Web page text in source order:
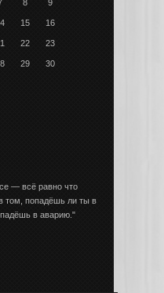
8 9
15 16
22 23
29 30
— всё равно что
том, попадёшь ли ты в
в аварию."